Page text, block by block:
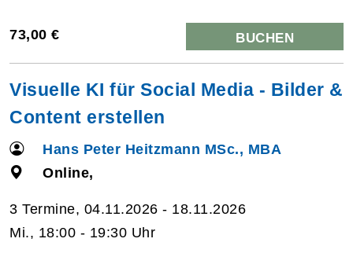
73,00 € BUCHEN
Visuelle KI für Social Media - Bilder &
Content erstellen
Hans Peter Heitzmann MSc., MBA
Online,
3 Termine, 04.11.2026 - 18.11.2026
Mi., 18:00 - 19:30 Uhr